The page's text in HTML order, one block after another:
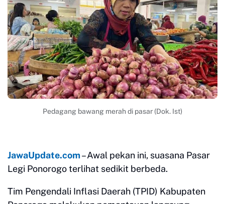
Pedagang bawang merah di pasar (Dok. Ist)
JawaUpdate.com– Awal pekan ini, suasana Pasar
Legi Ponorogo terlihat sedikit berbeda.
Tim Pengendali Inflasi Daerah (TPID) Kabupaten